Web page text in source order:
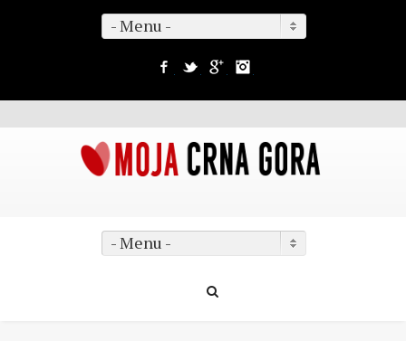
- Menu -
Facebook
TwitterGoogle+
- Menu -